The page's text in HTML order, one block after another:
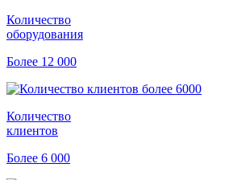
Количество
оборудования
Более 12 000
Количество
клиентов
Более 6 000